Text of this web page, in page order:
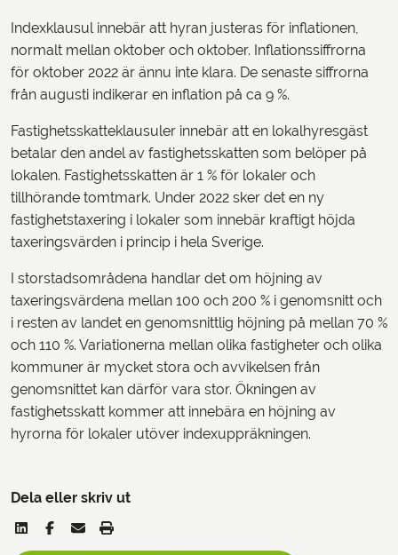
Indexklausul innebär att hyran justeras för inflationen,
normalt mellan oktober och oktober. Inflationssiffrorna
för oktober 2022 är ännu inte klara. De senaste siffrorna
från augusti indikerar en inflation på ca 9 %.
Fastighetsskatteklausuler innebär att en lokalhyresgäst
betalar den andel av fastighetsskatten som belöper på
lokalen. Fastighetsskatten är 1 % för lokaler och
tillhörande tomtmark. Under 2022 sker det en ny
fastighetstaxering i lokaler som innebär kraftigt höjda
taxeringsvärden i princip i hela Sverige.
I storstadsområdena handlar det om höjning av
taxeringsvärdena mellan 100 och 200 % i genomsnitt och
i resten av landet en genomsnittlig höjning på mellan 70 %
och 110 %. Variationerna mellan olika fastigheter och olika
kommuner är mycket stora och avvikelsen från
genomsnittet kan därför vara stor. Ökningen av
fastighetsskatt kommer att innebära en höjning av
hyrorna för lokaler utöver indexuppräkningen.
Dela eller skriv ut